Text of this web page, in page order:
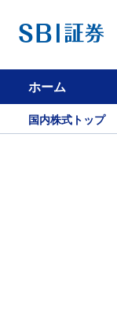
ホーム
国内株式トップ